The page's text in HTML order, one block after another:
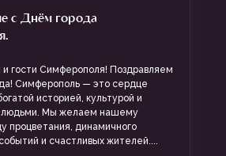
с Днём города
и гости Симферополя! Поздравляем
Симферополь — это сердце
историей, культурой и
людьми. Мы желаем нашему
процветания, динамичного
и счастливых жителей....